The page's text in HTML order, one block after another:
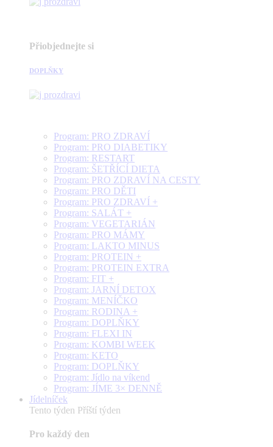
Přiobjednejte si
DOPLŇKY
Program: PRO ZDRAVÍ
Program: PRO DIABETIKY
Program: RESTART
Program: ŠETŘÍCÍ DIETA
Program: PRO ZDRAVÍ NA CESTY
Program: PRO DĚTI
Program: PRO ZDRAVÍ +
Program: SALÁT +
Program: VEGETARIÁN
Program: PRO MÁMY
Program: LAKTO MINUS
Program: PROTEIN +
Program: PROTEIN EXTRA
Program: FIT +
Program: JARNÍ DETOX
Program: MENÍČKO
Program: RODINA +
Program: DOPLŇKY
Program: FLEXI IN
Program: KOMBI WEEK
Program: KETO
Program: DOPLŇKY
Program: Jídlo na víkend
Program: JÍME 3× DENNĚ
Jídelníček
Tento týden Příští týden
Pro každý den